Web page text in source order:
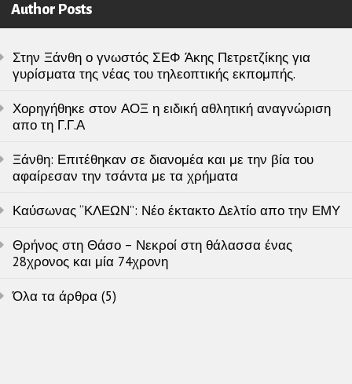
Author Posts
Στην Ξάνθη ο γνωστός ΣΕΦ Άκης Πετρετζίκης για
γυρίσματα της νέας του τηλεοπτικής εκπομπής.
Χορηγήθηκε στον ΑΟΞ η ειδική αθλητική αναγνώριση
απο τη Γ.Γ.Α
Ξάνθη: Επιτέθηκαν σε διανομέα και με την βία του
αφαίρεσαν την τσάντα με τα χρήματα
Καύσωνας “ΚΛΕΩΝ”: Νέο έκτακτο Δελτίο απο την ΕΜΥ
Θρήνος στη Θάσο – Νεκροί στη θάλασσα ένας
28χρονος και μία 74χρονη
Όλα τα άρθρα (5)